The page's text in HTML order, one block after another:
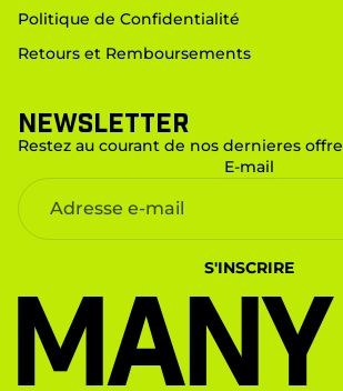
Politique de Confidentialité
Retours et Remboursements
Newsletter
Restez au courant de nos dernieres
E-mail
S'INSCRIRE